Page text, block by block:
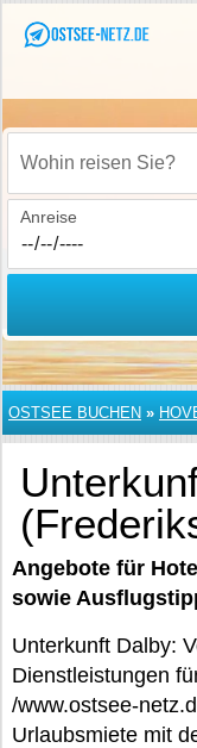
Wohin reisen Sie?
Anreise
OSTSEE BUCHEN »
Angebote für
sowie
Unterkunft Dalby:
Dienstleistungen
/www.ostsee-
Urlaubsmiete mit